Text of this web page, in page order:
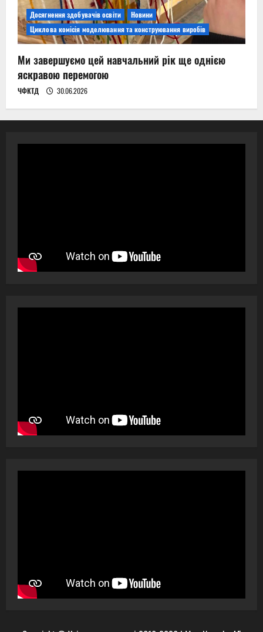
Досягнення здобувачів освіти
Новини
Циклова комісія моделювання та конструювання виробів
Ми завершуємо цей навчальний рік ще однією
яскравою перемогою
ЧФКТД 30.06.2026